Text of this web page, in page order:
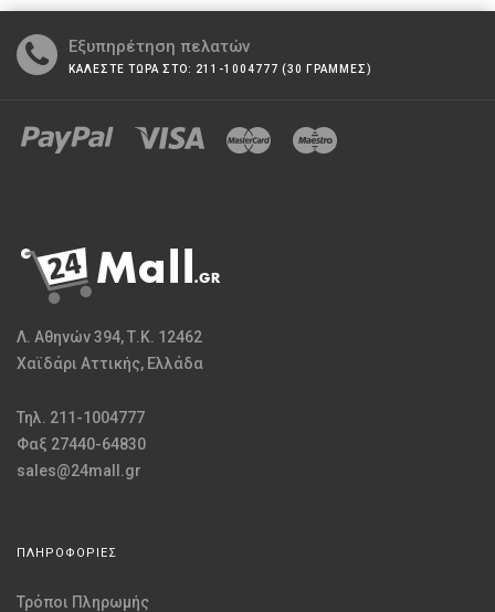
Εξυπηρέτηση πελατών
ΚΑΛΕΣΤΕ ΤΩΡΑ ΣΤΟ: 211-1004777 (30 ΓΡΑΜΜΕΣ)
Λ. Αθηνών 394, Τ.Κ. 12462
Χαϊδάρι Αττικής, Ελλάδα
Τηλ. 211-1004777
Φαξ 27440-64830
sales@24mall.gr
ΠΛΗΡΟΦΟΡΙΕΣ
Τρόποι Πληρωμής